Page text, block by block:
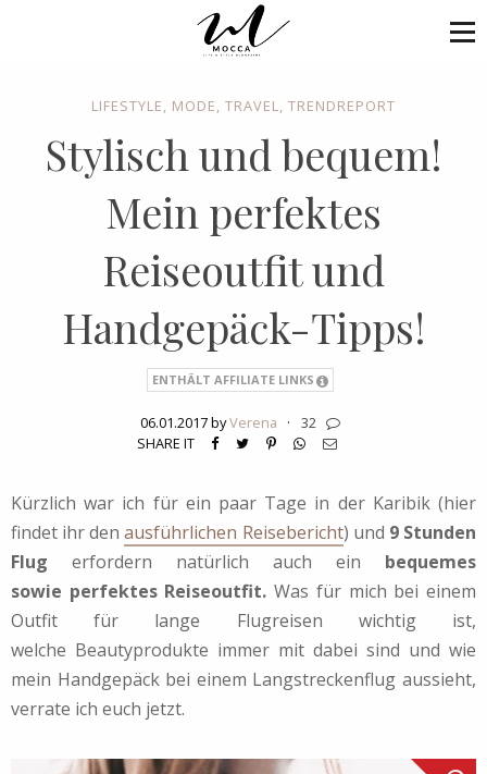
LIFESTYLE, MODE, TRAVEL, TRENDREPORT
Stylisch und bequem!
Mein perfektes
Reiseoutfit und
Handgepäck-Tipps!
ENTHÄLT AFFILIATE LINKS
06.01.2017 byVerena ·
32
SHARE IT
Kürzlich war ich für ein paar Tage in der Karibik (hier
findet ihr denausführlichen Reisebericht) und 9 Stunden
Flug erfordern natürlich auch ein bequemes
sowie perfektes Reiseoutfit. Was für mich bei einem
Outfit für lange Flugreisen wichtig ist,
welche Beautyprodukte immer mit dabei sind und wie
mein Handgepäck bei einem Langstreckenflug aussieht,
verrate ich euch jetzt.